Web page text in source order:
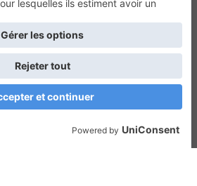
Retour en haut
Un magazine duGroupe CPPRESSE